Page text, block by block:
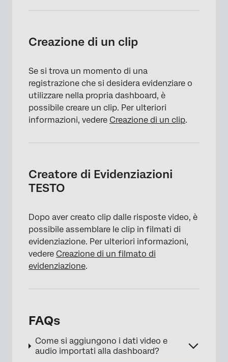
Creazione di un clip
Se si trova un momento di una
registrazione che si desidera evidenziare o
utilizzare nella propria dashboard, è
possibile creare un clip. Per ulteriori
informazioni, vedere Creazione di un clip.
Creatore di Evidenziazioni
TESTO
Dopo aver creato clip dalle risposte video, è
possibile assemblare le clip in filmati di
evidenziazione. Per ulteriori informazioni,
vedere Creazione di un filmato di
evidenziazione.
FAQs
Come si aggiungono i dati video e
audio importati alla dashboard?